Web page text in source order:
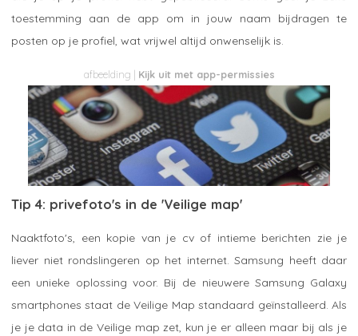
toestemming aan de app om in jouw naam bijdragen te
posten op je profiel, wat vrijwel altijd onwenselijk is.
Kijk uit met app-permissies
Tip 4: privefoto's in de 'Veilige map'
Naaktfoto's, een kopie van je cv of intieme berichten zie je
liever niet rondslingeren op het internet. Samsung heeft daar
een unieke oplossing voor. Bij de nieuwere Samsung Galaxy
smartphones staat de Veilige Map standaard geïnstalleerd. Als
je je data in de Veilige map zet, kun je er alleen maar bij als je